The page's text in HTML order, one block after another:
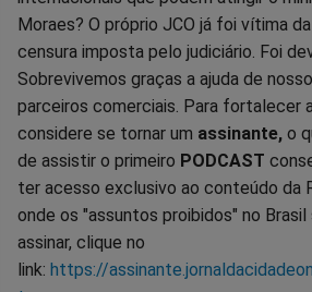
Moraes? O próprio JCO já foi vítima
censura imposta pelo judiciário. Foi
Sobrevivemos graças a ajuda de
parceiros comerciais. Para fortalecer
considere se tornar um assinante, o
de assistir o primeiro PODCAST
ter acesso exclusivo ao conteúdo da
onde os "assuntos proibidos" no Brasil
assinar, clique no
link: https://